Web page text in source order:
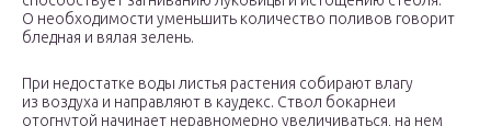
О необходимости уменьшить количество поливов говорит
бледная и вялая зелень.
При недостатке воды листья растения собирают влагу
из воздуха и направляют в каудекс. Ствол бокарнеи
отогнутой начинает неравномерно увеличиваться, на нем